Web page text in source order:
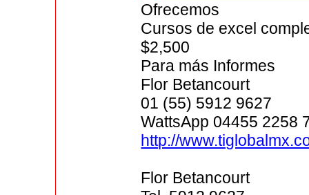
Ofrecemos
Cursos de excel
$2,500
Para más Informes
Flor Betancourt
01 (55) 5912 9627
WattsApp 04455 2258
http://
Flor Betancourt